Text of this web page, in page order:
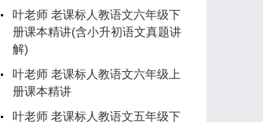
叶老师 老课标人教语文六年级下
册课本精讲(含小升初语文真题讲
解)
叶老师 老课标人教语文六年级上
册课本精讲
叶老师 老课标人教语文五年级下